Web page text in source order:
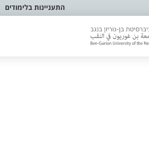
התעניינות בלימודים